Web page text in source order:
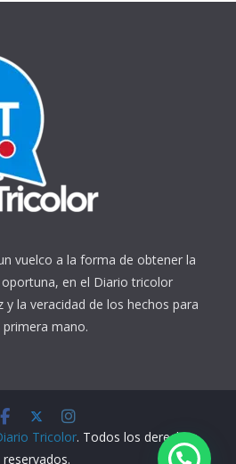
vuelco a la forma de obtener la
en el Diario tricolor
la veracidad de los hechos para
mano.
Tricolor. Todos los derechos
reservados.